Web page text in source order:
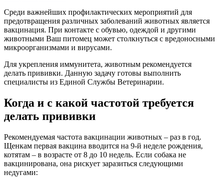
Среди важнейших профилактических мероприятий для
предотвращения различных заболеваний животных является
вакцинация. При контакте с обувью, одеждой и другими
животными Ваш питомец может столкнуться с вредоносными
микроорганизмами и вирусами.
Для укрепления иммунитета, животным рекомендуется
делать прививки. Данную задачу готовы выполнить
специалисты из Единой Службы Ветеринарии.
Когда и с какой частотой требуется
делать прививки
Рекомендуемая частота вакцинации животных – раз в год.
Щенкам первая вакцина вводится на 9-й неделе рождения,
котятам – в возрасте от 8 до 10 недель. Если собака не
вакцинирована, она рискует заразиться следующими
недугами: